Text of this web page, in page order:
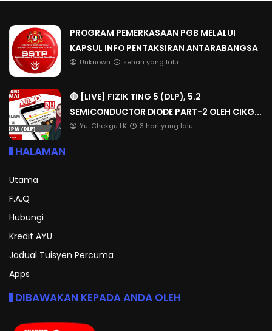
PROGRAM PEMERKASAAN PGB MELALUI
KAPSUL INFO PENTAKSIRAN ANTARABANGSA
Unknown sehari yang lalu
🔴 [LIVE] FIZIK TING 5 (DLP), 5.2
SEMICONDUCTOR DIODE PART-2 OLEH CIKG...
Yu. Chekgu LK 3 hari yang lalu
HALAMAN
Utama
F.A.Q
Hubungi
Kredit AYU
Jadual Tuisyen Percuma
Apps
DIBAWAKAN KEPADA ANDA OLEH